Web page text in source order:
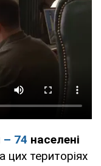
– 74 населені
цих територіях